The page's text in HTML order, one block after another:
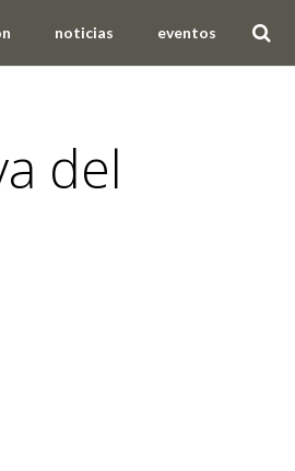
noticias eventos
del